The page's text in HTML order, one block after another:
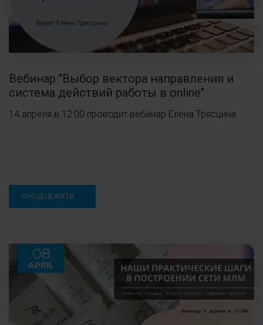
Вебинар "Выбор вектора направления и
система действий работы в online"
14 апреля в 12:00 проводит вебинар Елена Трясцина
ПРОДОВЖИТИ ...
08
APRIL